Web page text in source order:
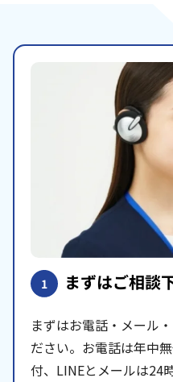
1 まずはご相談
まずはお電話・メール
ださい。お電話は年中
付、LINEとメールは24